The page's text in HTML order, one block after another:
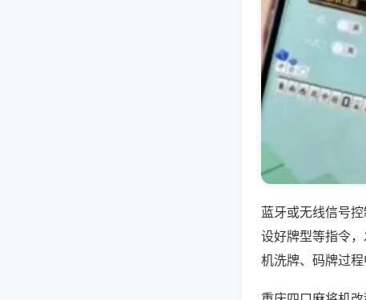
蓝牙或无线信号
设好牌型等指令
机洗牌、码牌过程